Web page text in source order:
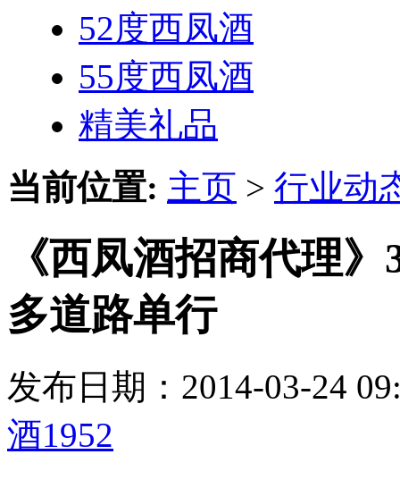
52度西凤酒
55度西凤酒
精美礼品
当前位置: 主页 > 行业动
《西凤酒招商代理
多道路单行
发布日期：2014-03-24
酒1952